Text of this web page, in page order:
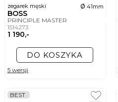
zegarek męski ø 41mm
BOSS
PRINCIPLE MASTER
1514273
1 190,-
DO KOSZYKA
5 wersji
BEST